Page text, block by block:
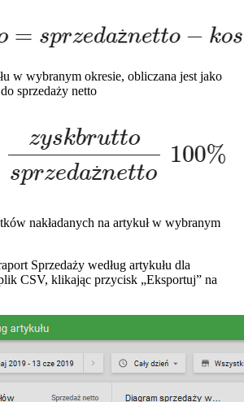
w wybranym okresie, obliczana jest jako
sprzedaży netto
nakładanych na artykuł w wybranym
Sprzedaży według artykułu dla
CSV, klikając przycisk „Eksportuj” na